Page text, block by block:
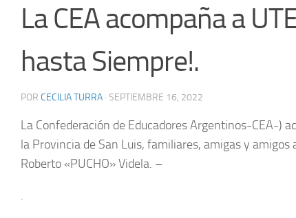
La CEA acompaña a
hasta Siempre!.
POR CECILIA TURRA · SEPTIEMBRE 16, 2022
La Confederación de Educadores Argentinos-CEA-)
la Provincia de San Luis, familiares, amigas y
Roberto «PUCHO» Videla. –
.